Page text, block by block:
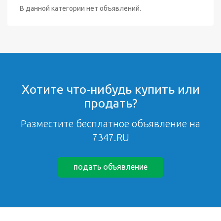
В данной категории нет объявлений.
Хотите что-нибудь купить или
продать?
Разместите бесплатное объявление на
7347.RU
подать объявление